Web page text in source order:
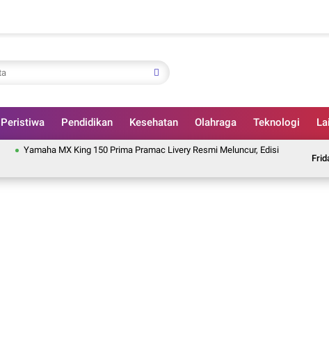
Pendidikan Kesehatan Olahraga Teknologi
MX King 150 Prima Pramac Livery Resmi Meluncur, Edisi MotoGP Terbatas